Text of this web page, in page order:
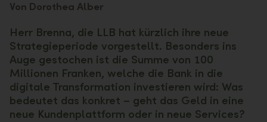
Von Dorothea Alber
Herr Brenna, die LLB hat kürzlich ihre neue
Strategieperiode vorgestellt. Besonders ins
Auge gestochen ist die Summe von 100
Millionen Franken, welche die Bank in die
digitale Transformation investieren wird: Was
bedeutet das konkret – geht das Geld in eine
neue Kundenplattform oder in neue Services?